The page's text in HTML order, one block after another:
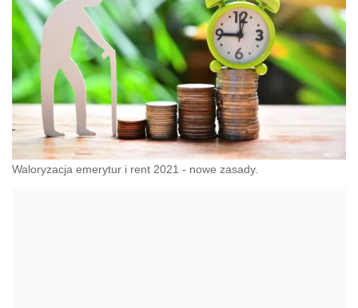
Waloryzacja emerytur i rent 2021 - nowe zasady.